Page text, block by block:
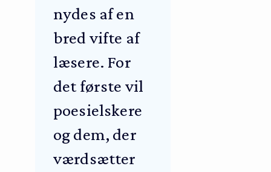
nydes af en
bred vifte af
læsere. For
det første vil
poesielskere
og dem, der
værdsætter